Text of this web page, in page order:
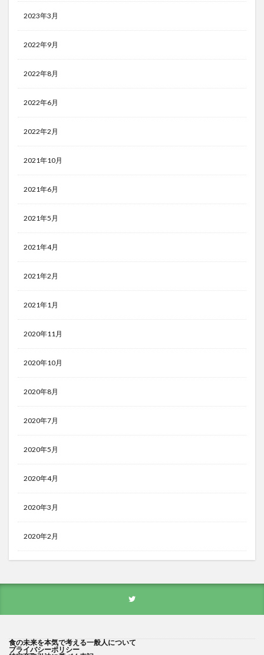
2023年3月
2022年9月
2022年8月
2022年6月
2022年2月
2021年10月
2021年6月
2021年5月
2021年4月
2021年2月
2021年1月
2020年11月
2020年10月
2020年8月
2020年7月
2020年5月
2020年4月
2020年3月
2020年2月
食の未来を本気で考える一般人について
プライバシーポリシー